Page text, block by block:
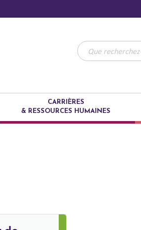
CARRIÈRES
& RESSOURCES HUMAINES